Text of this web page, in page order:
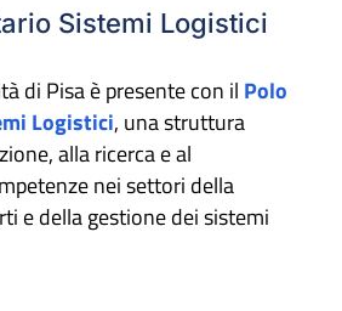
Sistemi Logistici
di Pisa è presente con il Polo
Logistici, una struttura
alla ricerca e al
nei settori della
e della gestione dei sistemi